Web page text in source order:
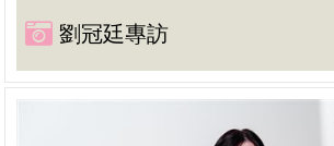
劉冠廷專訪